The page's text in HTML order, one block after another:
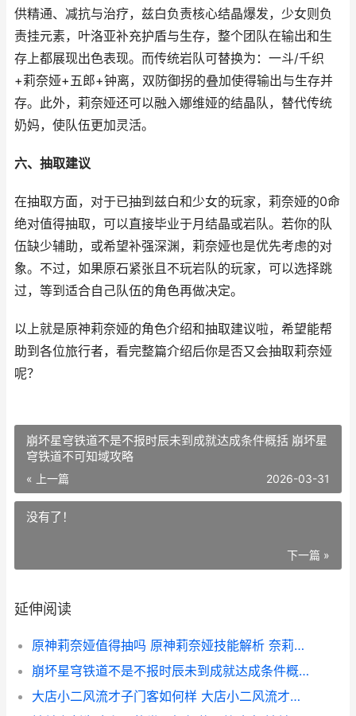
供精通、减抗与治疗，兹白负责核心结晶爆发，少女则负
责挂元素，叶洛亚补充护盾与生存，整个团队在输出和生
存上都展现出色表现。而传统岩队可替换为：一斗/千织
+莉奈娅+五郎+钟离，双防御拐的叠加使得输出与生存并
存。此外，莉奈娅还可以融入娜维娅的结晶队，替代传统
奶妈，使队伍更加灵活。
六、抽取建议
在抽取方面，对于已抽到兹白和少女的玩家，莉奈娅的0命
绝对值得抽取，可以直接毕业于月结晶或岩队。若你的队
伍缺少辅助，或希望补强深渊，莉奈娅也是优先考虑的对
象。不过，如果原石紧张且不玩岩队的玩家，可以选择跳
过，等到适合自己队伍的角色再做决定。
以上就是原神莉奈娅的角色介绍和抽取建议啦，希望能帮
助到各位旅行者，看完整篇介绍后你是否又会抽取莉奈娅
呢？
崩坏星穹铁道不是不报时辰未到成就达成条件概括 崩坏星
穹铁道不可知域攻略
« 上一篇 2026-03-31
没有了！
下一篇 »
延伸阅读
原神莉奈娅值得抽吗 原神莉奈娅技能解析 奈莉值得练吗
崩坏星穹铁道不是不报时辰未到成就达成条件概括 崩坏星穹铁道不可知域攻略
大店小二风流才子门客如何样 大店小二风流才子门客属性概括 大店小二风流才女是谁